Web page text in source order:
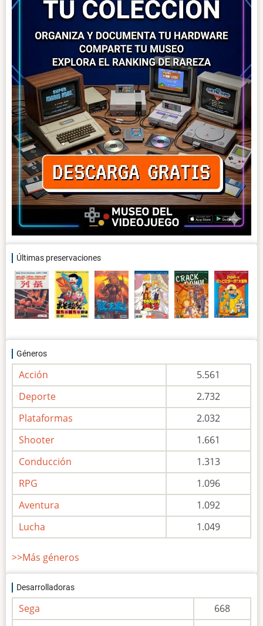
Últimas preservaciones
Géneros
Acción
5.561
Deporte
2.732
Plataformas
2.032
Shooter
1.661
Conducción
1.313
RPG
1.096
Aventura
1.092
Lucha
1.049
>>Más géneros
Desarrolladoras
Sega
668